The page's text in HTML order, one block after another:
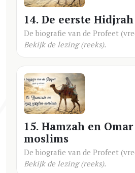
14. De eerste Hidjrah
De biografie van de Profeet
Bekijk de lezing (reeks).
15. Hamzah en
moslims
De biografie van de Profeet
Bekijk de lezing (reeks).